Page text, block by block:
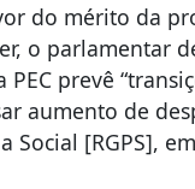
do mérito da
o parlamentar
prevê
aumento de
[RGPS],